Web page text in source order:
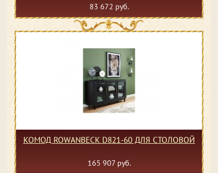
83 672 руб.
КОМОД ROWANBECK D821-60 ДЛЯ СТОЛОВОЙ
165 907 руб.